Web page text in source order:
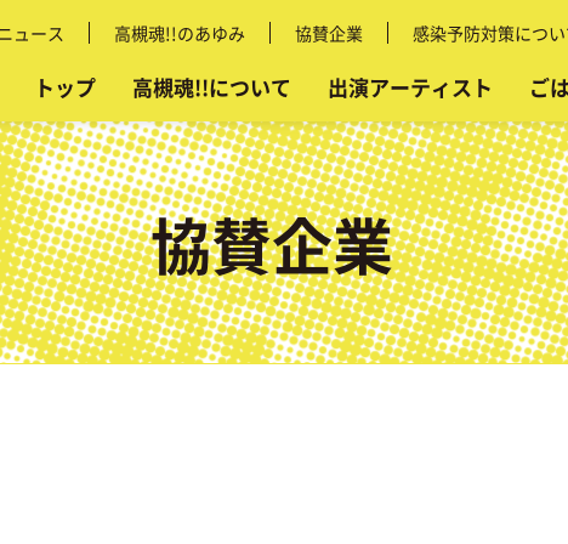
トップ 高槻魂!!について 出演アーティスト ご
ュース 高槻魂!!のあゆみ 協賛企業 感染予防対策につ
協賛企業